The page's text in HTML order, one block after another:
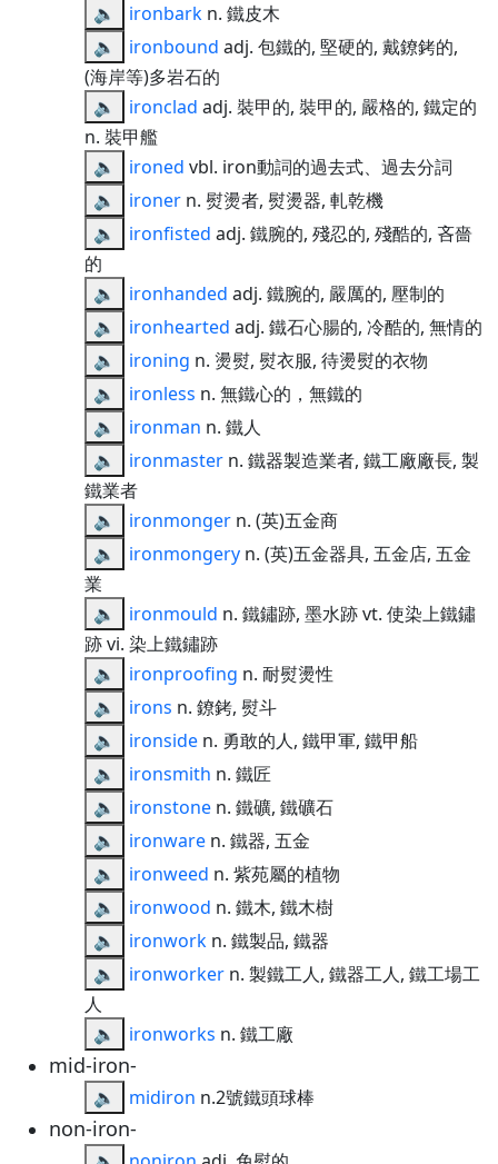
🔈
ironbark n. 鐵皮木
🔈
ironbound adj. 包鐵的, 堅硬的, 戴鐐銬的,
(海岸等)多岩石的
🔈
ironclad adj. 裝甲的, 裝甲的, 嚴格的, 鐵定的
n. 裝甲艦
🔈
ironed vbl. iron動詞的過去式、過去分詞
🔈
ironer n. 熨燙者, 熨燙器, 軋乾機
🔈
ironfisted adj. 鐵腕的, 殘忍的, 殘酷的, 吝嗇
的
🔈
ironhanded adj. 鐵腕的, 嚴厲的, 壓制的
🔈
ironhearted adj. 鐵石心腸的, 冷酷的, 無情的
🔈
ironing n. 燙熨, 熨衣服, 待燙熨的衣物
🔈
ironless n. 無鐵心的，無鐵的
🔈
ironman n. 鐵人
🔈
ironmaster n. 鐵器製造業者, 鐵工廠廠長, 製
鐵業者
🔈
ironmonger n. (英)五金商
🔈
ironmongery n. (英)五金器具, 五金店, 五金
業
🔈
ironmould n. 鐵鏽跡, 墨水跡 vt. 使染上鐵鏽
跡 vi. 染上鐵鏽跡
🔈
ironproofing n. 耐熨燙性
🔈
irons n. 鐐銬, 熨斗
🔈
ironside n. 勇敢的人, 鐵甲軍, 鐵甲船
🔈
ironsmith n. 鐵匠
🔈
ironstone n. 鐵礦, 鐵礦石
🔈
ironware n. 鐵器, 五金
🔈
ironweed n. 紫苑屬的植物
🔈
ironwood n. 鐵木, 鐵木樹
🔈
ironwork n. 鐵製品, 鐵器
🔈
ironworker n. 製鐵工人, 鐵器工人, 鐵工場工
人
🔈
ironworks n. 鐵工廠
mid-iron-
🔈 midiron n.2號鐵頭球棒
non-iron-